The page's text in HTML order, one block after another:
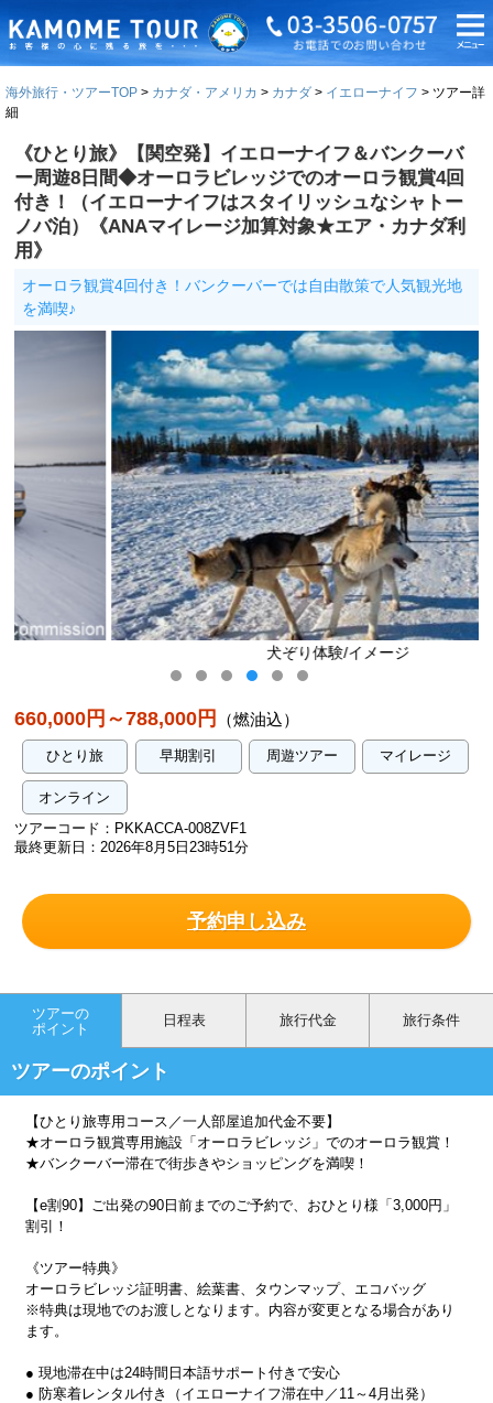
海外旅行・ツアーTOP カナダ・アメリカ カナダ イエローナイフ
ツアー詳
細
《ひとり旅》【関空発】イエローナイフ＆バンクーバ
ー周遊8日間◆オーロラビレッジでのオーロラ観賞4回
付き！（イエローナイフはスタイリッシュなシャトー
ノバ泊）《ANAマイレージ加算対象★エア・カナダ利
用》
オーロラ観賞4回付き！バンクーバーでは自由散策で人気観光地
を満喫♪
犬ぞり体験/イメージ
660,000円～788,000円 （燃油込）
ひとり旅 早期割引 周遊ツアー マイレージ
オンライン
ツアーコード：PKKACCA-008ZVF1
最終更新日：2026年8月5日23時51分
予約申し込み
ツアーの
ポイント
日程表 旅行代金 旅行条件
ツアーのポイント
【ひとり旅専用コース／一人部屋追加代金不要】
★オーロラ観賞専用施設「オーロラビレッジ」でのオーロラ観賞！
★バンクーバー滞在で街歩きやショッピングを満喫！
【e割90】ご出発の90日前までのご予約で、おひとり様「3,000円」
割引！
《ツアー特典》
オーロラビレッジ証明書、絵葉書、タウンマップ、エコバッグ
※特典は現地でのお渡しとなります。内容が変更となる場合があり
ます。
● 現地滞在中は24時間日本語サポート付きで安心
● 防寒着レンタル付き（イエローナイフ滞在中／11～4月出発）